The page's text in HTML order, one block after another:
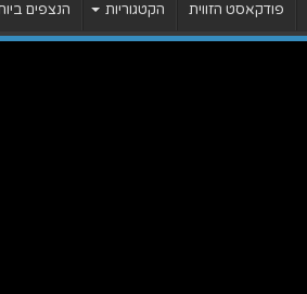
פודקאסט הזווית הקטגוריות הנצפים